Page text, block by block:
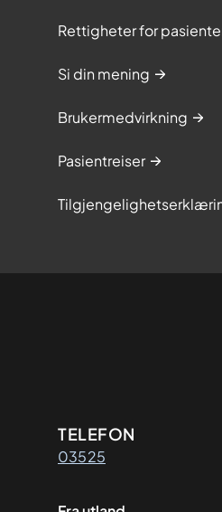
Rettigheter for
Si din mening
Brukermedvirkning
Pasientreiser
TELEFON
03525